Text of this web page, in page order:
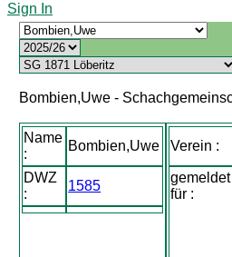
Sign In
Bombien,Uwe -
Name
:
Bombien,Uwe
DWZ
:
1585
Verein :
gemeldet
für :